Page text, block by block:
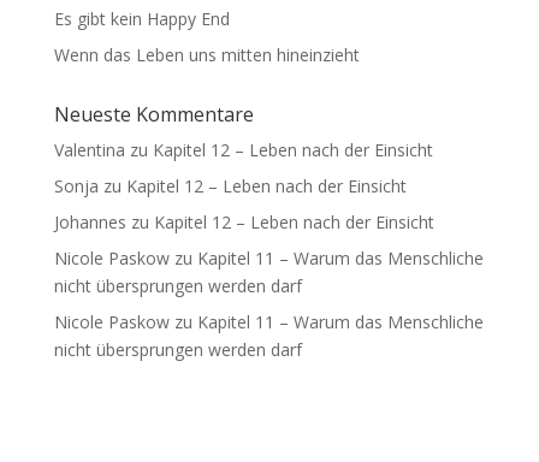
Es gibt kein Happy End
Wenn das Leben uns mitten hineinzieht
Neueste Kommentare
Valentina zu Kapitel 12 – Leben nach der Einsicht
Sonja zu Kapitel 12 – Leben nach der Einsicht
Johannes zu Kapitel 12 – Leben nach der Einsicht
Nicole Paskowzu Kapitel 11 – Warum das Menschliche
nicht übersprungen werden darf
Nicole Paskowzu Kapitel 11 – Warum das Menschliche
nicht übersprungen werden darf